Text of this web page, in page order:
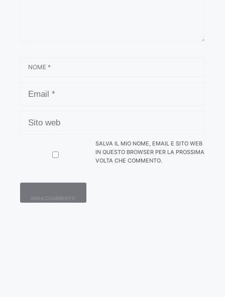
WEB
SALVA IL MIO NOME, EMAIL E SITO WEB
IN QUESTO BROWSER PER LA PROSSIMA
VOLTA CHE COMMENTO.